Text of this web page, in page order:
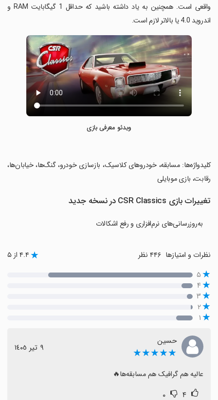
واقعی است. همچنین به یاد داشته باشید که حداقل 1 گیگابایت RAM و
اندروید 4.0 یا بالاتر لازم است.
ویدئو معرفی بازی
‏کلیدواژه‌ها: مسابقه، خودروهای کلاسیک، بازسازی خودرو، گنگ‌ها، خیابان‌ها،
رقابت، بازی موبایلی
تغییرات بازی CSR Classics در نسخه جدید
به‌روزرسانی‌های نرم‌افزاری و رفع اشکالات
نظرات و امتیازها ۴.۴ از ۵
۵
۴
۳
۲
۱
حسین
★★★★★ ٩ تیر ١٤٠٥
عالیه هم گرافیک هم مسابقه‌ها🔥
۴ ۰